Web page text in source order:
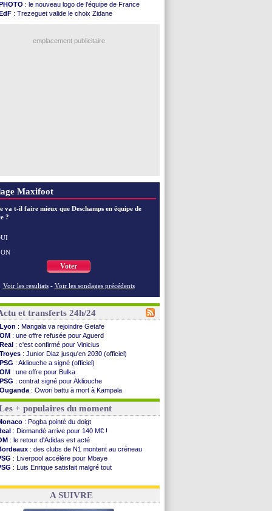
: le nouveau logo de l'équipe de France
: Trezeguet valide le choix Zidane
: le message de Mbappé à Zidane
emplacement publicitaire
Maxifoot
va t-il faire mieux que Deschamps en équipe de
?
Voter
Voir les resultats - Voir les sondages précédents
et transferts 24h/24
Lyon : Mangala va rejoindre Getafe
OM : une offre refusée pour Aguerd
Real : c'est confirmé pour Vinicius
Troyes : Junior Diaz jusqu'en 2030 (officiel)
PSG : Akliouche a signé (officiel)
OM : une offre pour Bulka
PSG : contrat signé pour Akliouche
Ouganda : Owori battu à mort à Kampala
Arsenal: Arteta veut créer une dynastie
Chelsea: Palace a fait son offre pour Disasi
FIFA: le gouvernement espagnol s'en mêle
PSG: l'étonnante rumeur Gusto
Bologne: Dallinga est sur le marché
OM : accord trouvé avec Man City pour Rulli
OM: Medina vers Leverkusen pour 25 M€
Uruguay: Forlan nommé sélectionneur (officiel)
Séville: Juanlu signe à Bournemouth (officiel)
Real: Diomandé pour 140 M€ ! (officiel)
: Rodri préfère le Barça au Real !
Rennes: Aït Boudlal veut rejoindre Fulham
+ populaires du moment
: Pogba pointé du doigt
: Diomandé arrive pour 140 M€ !
: le retour d'Adidas est acté
: des clubs de N1 montent au créneau
: Liverpool accélère pour Mbaye
: Luis Enrique satisfait malgré tout
: Ferran Torres donne son feu vert au PSG
A SUIVRE